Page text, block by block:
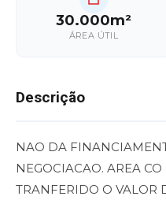
30.000m²
ÁREA ÚTIL
Descrição
NAO DA
NEGOCIACAO. AREA
TRANFERIDO O VALOR